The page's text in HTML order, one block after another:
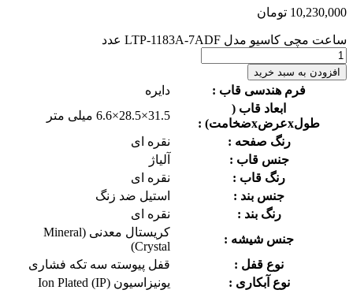
10,230,000 تومان
ساعت مچی کاسیو مدل LTP-1183A-7ADF عدد
افزودن به سبد خرید
فرم هندسی قاب :
دایره
ابعاد قاب (
طولxعرضxضخامت) :
31.5×28.5×6.6 میلی متر
رنگ صفحه :
نقره ای
جنس قاب :
آلیاژ
رنگ قاب :
نقره ای
جنس بند :
استیل ضد زنگ
رنگ بند :
نقره ای
جنس شیشه :
کریستال معدنی (Mineral
Crystal)
نوع قفل :
قفل پیوسته سه تکه فشاری
نوع آبکاری :
یونیزاسیون (Ion Plated (IP